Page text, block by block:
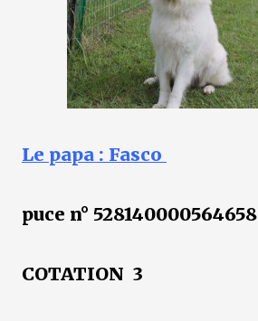
Le papa : Fasco
puce n° 528140000564658
COTATION 3